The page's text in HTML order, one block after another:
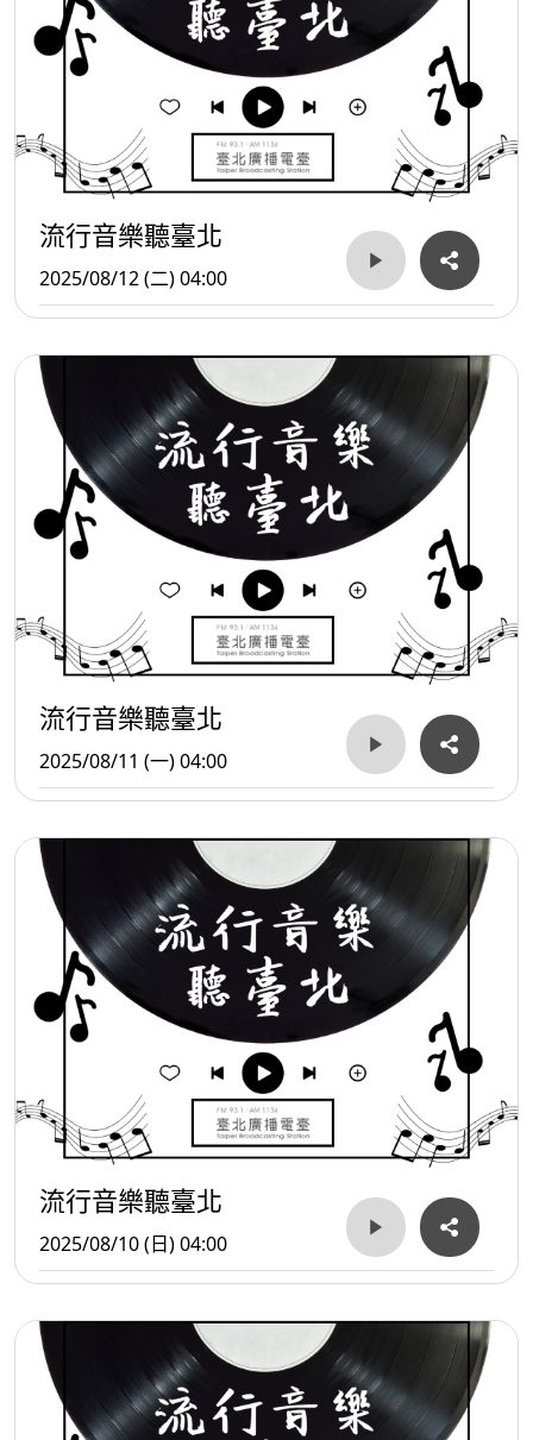
流行音樂聽臺北
2025/08/12 (二) 04:00
流行音樂聽臺北
2025/08/11 (一) 04:00
流行音樂聽臺北
2025/08/10 (日) 04:00